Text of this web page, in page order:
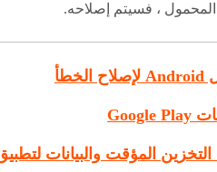
التخزين المؤقت والبيانات